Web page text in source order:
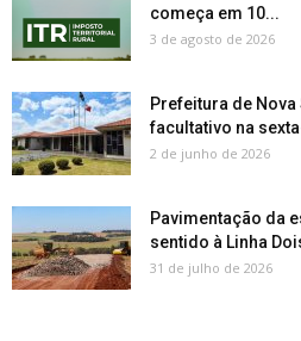
começa em 10...
3 de agosto de 2026
Prefeitura de Nova
facultativo na
2 de junho de 2026
Pavimentação da
sentido à Linha
31 de julho de 2026